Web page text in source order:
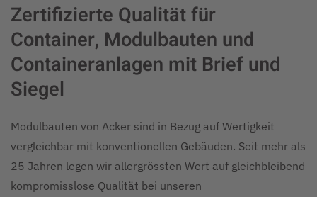
Zertifizierte Qualität für
Container, Modulbauten und
Containeranlagen mit Brief und
Siegel
Modulbauten von Acker sind in Bezug auf Wertigkeit
vergleichbar mit konventionellen Gebäuden. Seit mehr als
25 Jahren legen wir allergrössten Wert auf gleichbleibend
kompromisslose Qualität bei unseren